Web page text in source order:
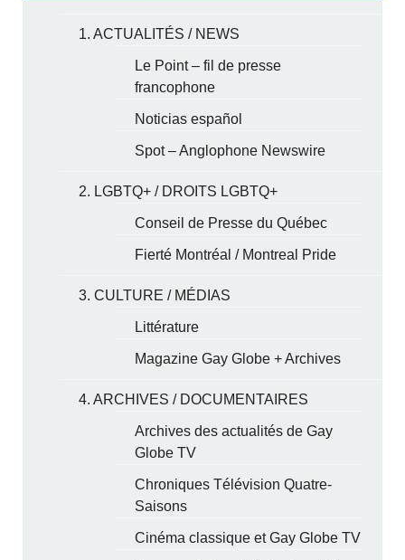
1. ACTUALITÉS / NEWS
Le Point – fil de presse
francophone
Noticias español
Spot – Anglophone Newswire
2. LGBTQ+ / DROITS LGBTQ+
Conseil de Presse du Québec
Fierté Montréal / Montreal Pride
3. CULTURE / MÉDIAS
Littérature
Magazine Gay Globe + Archives
4. ARCHIVES / DOCUMENTAIRES
Archives des actualités de Gay
Globe TV
Chroniques Télévision Quatre-
Saisons
Cinéma classique et Gay Globe TV